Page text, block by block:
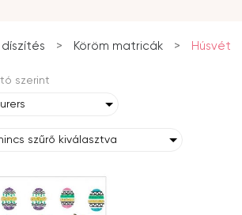
díszítés > Köröm matricák > Húsvét
szerint
szűrő kiválasztva